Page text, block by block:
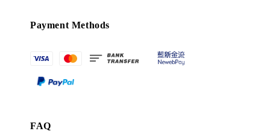
Payment Methods
FAQ